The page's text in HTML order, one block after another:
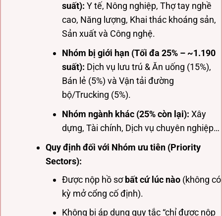
suất): Y tế, Nông nghiệp, Thợ tay nghề
cao, Năng lượng, Khai thác khoáng sản,
Sản xuất và Công nghệ.
Nhóm bị giới hạn (Tối đa 25% – ~1.190
suất): Dịch vụ lưu trú & Ăn uống (15%),
Bán lẻ (5%) và Vận tải đường
bộ/Trucking (5%).
Nhóm ngành khác (25% còn lại): Xây
dựng, Tài chính, Dịch vụ chuyên nghiệp…
Quy định đối với Nhóm ưu tiên (Priority
Sectors):
Được nộp hồ sơbất cứ lúc nào(không có
kỳ mở cổng cố định).
Không bị áp dụng quy tắc “chỉ được nộp